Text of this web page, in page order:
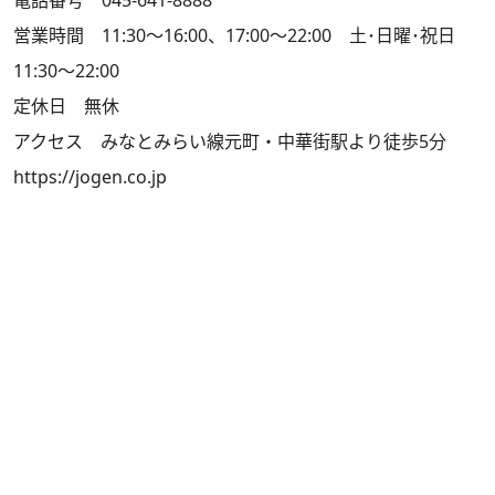
営業時間 11:30～16:00、17:00～22:00 土･日曜･祝日
11:30～22:00
定休日 無休
アクセス みなとみらい線元町・中華街駅より徒歩5分
https://jogen.co.jp